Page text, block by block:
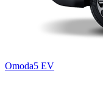
Omoda5 EV